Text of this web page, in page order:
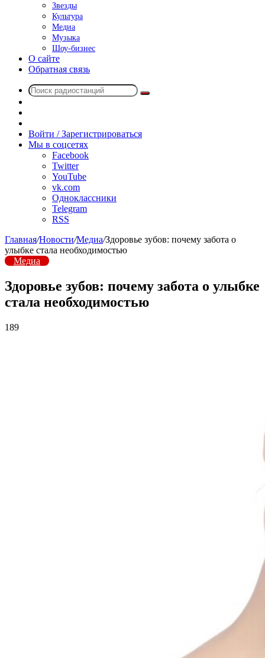
Звезды
Культура
Медиа
Музыка
Шоу-бизнес
О сайте
Обратная связь
Поиск
радио
Войти / Зарегистрироваться
Мы в соцсетях
Facebook
Twitter
YouTube
vk.com
Одноклассники
Telegram
RSS
Главная/Новости/Медиа/Здоровье зубов: почему забота о
улыбке стала необходимостью
Медиа
Здоровье зубов: почему забота о улыбке
стала необходимостью
189